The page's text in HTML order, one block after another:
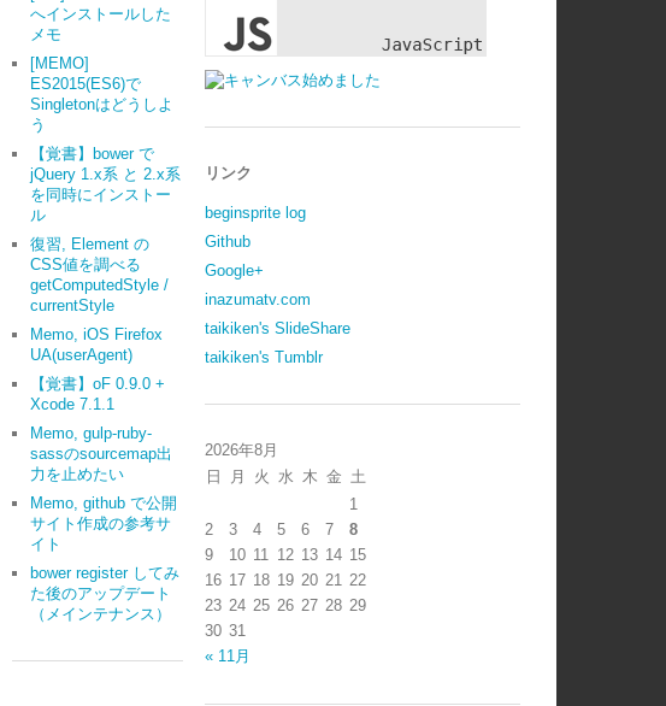
へインストールした
メモ
[MEMO]
ES2015(ES6)で
Singletonはどうしよ
う
【覚書】bower で
jQuery 1.x系 と 2.x系
を同時にインストー
ル
復習, Element の
CSS値を調べる
getComputedStyle /
currentStyle
Memo, iOS Firefox
UA(userAgent)
【覚書】oF 0.9.0 +
Xcode 7.1.1
Memo, gulp-ruby-
sassのsourcemap出
力を止めたい
Memo, github で公開
サイト作成の参考サ
イト
bower register してみ
た後のアップデート
（メインテナンス）
リンク
beginsprite log
Github
Google+
inazumatv.com
taikiken's SlideShare
taikiken's Tumblr
2026年8月
日
月 火 水 木 金 土
1
2
3 4 5 6 7
8
9
10 11 12 13 14 15
16 17 18 19 20 21 22
23 24 25 26 27 28 29
30 31
« 11月